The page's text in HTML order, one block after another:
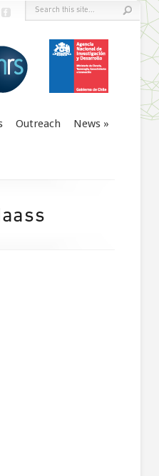
Outreach News